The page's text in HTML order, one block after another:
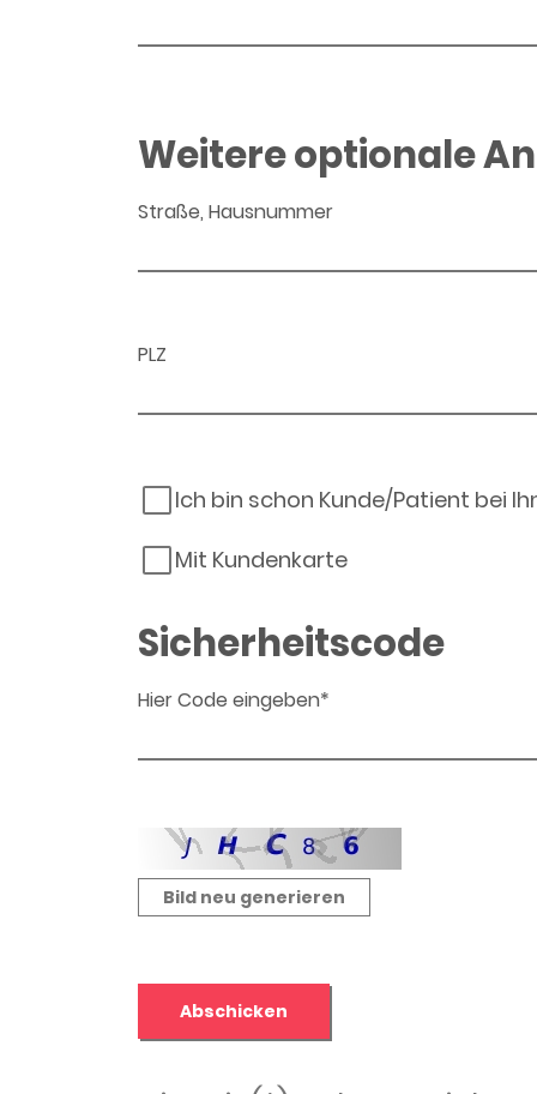
Weitere optionale
Straße, Hausnummer
PLZ
Ich bin schon Kunde/Patient bei
Mit Kundenkarte
Sicherheitscode
Hier Code eingeben*